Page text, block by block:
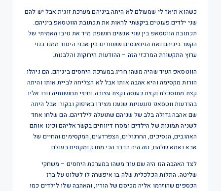
כשהוא תיאר לי שמעולם לא היתה ביניהם מערכת זוגית אבל יש להם
שני ילדים פעוטים ביקשתי לראות את תכתובת הווטסאפ ביניהם.
תכתובת הווטסאפ בין שני אנשים חושפת מיד את טיבו האמיתי של
הקשר ביניהם ואת הניואנסים ששזורים בין אבני היסוד ממנו בנוי
ערוץ התקשורת המרכזי הזה – ההודעות הירוקות והלבנות.
הווטסאפ העיד שהיה משהו חריג במערכת היחסים ביניהם. הם ניהלו
הורות מקסימה והיא אהבה אותו אבל לא הצליחה לביית אותו והיתה
קצת מתוסכלת וקצת כעוסה וקצת עצובה וחיצי תחושותיה נורו אליו
בהודעות ווטסאפ פוגעניות שנענו מצידו באיפוק ובקור. אבל היתה
שם אהבה גדולה בלב של שניהם שתועלה לילדיהם. הם שלחו אחד
לשניה תמונות של הילדים ומסרו דיווחים בקשר אליהם וכינו אותם
האהובים, הנסיכים, החרגולים, הצפרדעים, המקסימים והחיים של
אבא ואמא שלהם, וזה היה הדבר הכי מתוק ומקסים בעולם.
לצד האהבה הזו היה שם עוד משהו במערכת היחסים – משחקי
שליטה. התלות הכלכלית שלה בו איפשרה לו לשלוט על ברז
הכספים שהוזרמו אליה מכיסם של הוריו, והאהבה שלו לילדים כמו